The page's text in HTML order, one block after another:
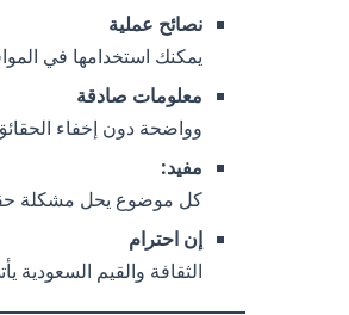
نصائح عملية
يمكنك استخدامها في
معلومات صادقة
وواضحة دون إخفاء
مفيد:
كل موضوع يحل مشكلة
إن احترام
الثقافة والقيم السعودية